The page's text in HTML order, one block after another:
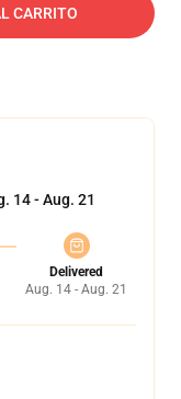
CARRITO
14 - Aug. 21
Delivered
Aug. 14 - Aug. 21